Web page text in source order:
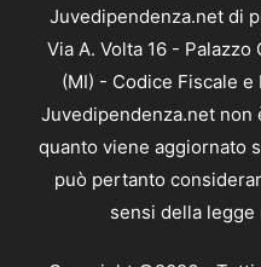
Juvedipendenza.net di
Via A. Volta 16 -
(MI) - Codice Fiscale e
Juvedipendenza.net non
quanto viene aggiornato
può pertanto
sensi della legge